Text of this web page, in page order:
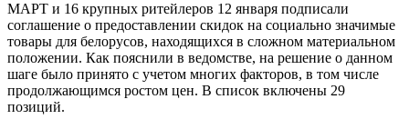
МАРТ и 16 крупных ритейлеров 12 января подписали
соглашение о предоставлении скидок на социально значимые
товары для белорусов, находящихся в сложном материальном
положении. Как пояснили в ведомстве, на решение о данном
шаге было принято с учетом многих факторов, в том числе
продолжающимся ростом цен. В список включены 29
позиций.